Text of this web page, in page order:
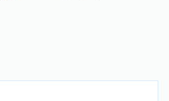
незамерзающим морским
- снимок из космоса
Самая длинная